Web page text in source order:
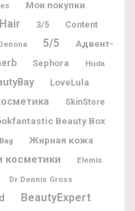
Мои покупки
3/5
Content
5/5
Адвент-
Sephora
Huda
LoveLula
SkinStore
Beauty Box
Жирная кожа
косметики Elemis
Dr Dennis Gross
BeautyExpert